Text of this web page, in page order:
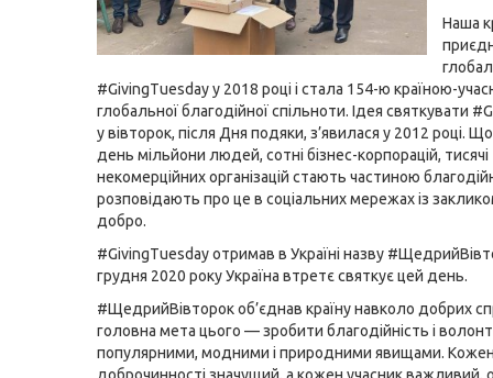
Наша
#GivingTuesday у 2018 році і стала 154-ю країною-
глобальної благодійної спільноти. Ідея святкувати
у вівторок, після Дня подяки, з’явилася у 2012 році.
день мільйони людей, сотні бізнес-корпорацій, тисячі
некомерційних організацій стають частиною
розповідають про це в соціальних мережах із
добро.
#GivingTuesday отримав в Україні назву
грудня 2020 року Україна втретє святкує цей день.
#ЩедрийВівторок об’єднав країну навколо добрих
головна мета цього — зробити благодійність і
популярними, модними і природними явищами.